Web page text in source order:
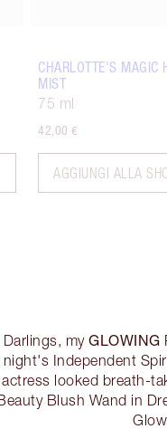
CHARLOTTE'S MAGIC
MIST
75 ml
42,00 €
AGGIUNGI ALLA
Darlings, myGLOWING
night's Independent
actress looked breath-
Blush Wand in